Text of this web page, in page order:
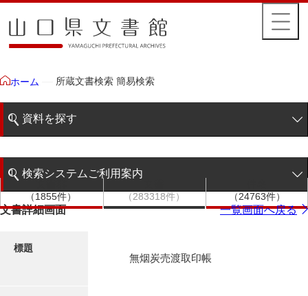
ホーム 所蔵文書検索 簡易検索
資料を探す
階層検索
検索システムご利用案内
検索システムの利用について
（1855件）
（283318件）
（24763件）
文書詳細画面 一覧画面へ戻る
標題
無烟炭売渡取印帳